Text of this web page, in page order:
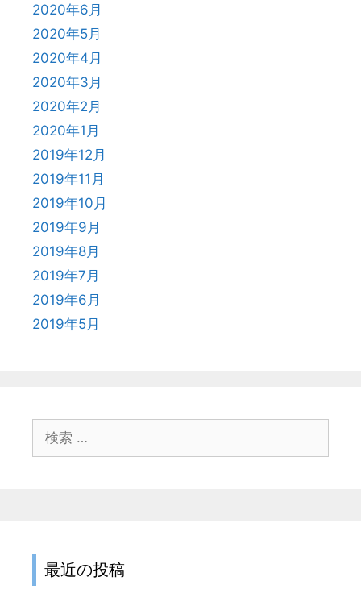
2020年6月
2020年5月
2020年4月
2020年3月
2020年2月
2020年1月
2019年12月
2019年11月
2019年10月
2019年9月
2019年8月
2019年7月
2019年6月
2019年5月
最近の投稿